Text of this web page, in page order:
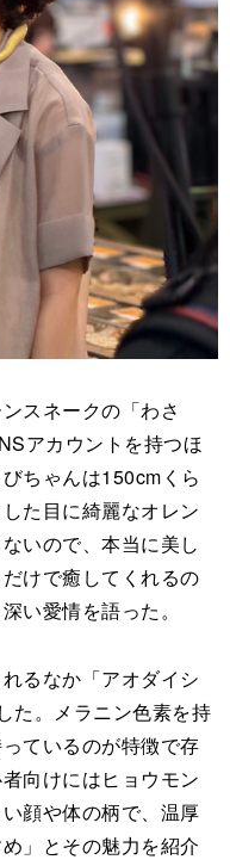
スネークの「わさ
アカウントを持つほ
ちゃんは150cmくら
た目に綺麗なオレン
いので、本当に美し
けで癒してくれるの
い愛情を語った。
るなか「アオダイシ
た。メラニン色素を持
ているのが特徴で存
向けにはヒョウモン
顔や体の柄で、温厚
」とその魅力を紹介